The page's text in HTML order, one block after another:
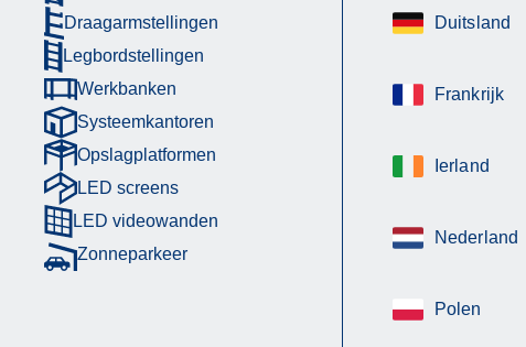
Draagarmstellingen
Legbordstellingen
Werkbanken
Systeemkantoren
Opslagplatformen
LED screens
LED videowanden
Zonneparkeer
Duitsland
Frankrijk
Ierland
Nederland
Polen